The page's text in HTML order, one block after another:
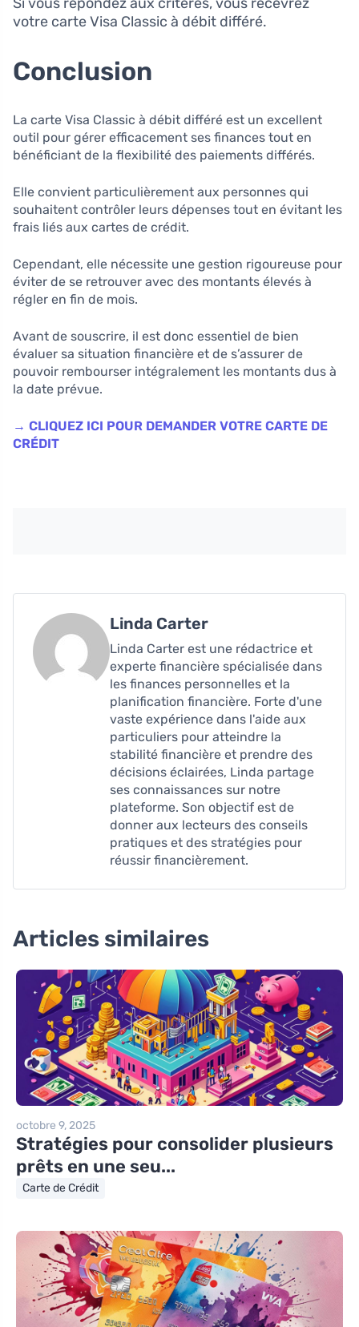
Si vous répondez aux critères, vous recevrez
votre carte Visa Classic à débit différé.
Conclusion
La carte Visa Classic à débit différé est un excellent
outil pour gérer efficacement ses finances tout en
bénéficiant de la flexibilité des paiements différés.
Elle convient particulièrement aux personnes qui
souhaitent contrôler leurs dépenses tout en évitant les
frais liés aux cartes de crédit.
Cependant, elle nécessite une gestion rigoureuse pour
éviter de se retrouver avec des montants élevés à
régler en fin de mois.
Avant de souscrire, il est donc essentiel de bien
évaluer sa situation financière et de s’assurer de
pouvoir rembourser intégralement les montants dus à
la date prévue.
→ CLIQUEZ ICI POUR DEMANDER VOTRE CARTE DE
CRÉDIT
Linda Carter
Linda Carter est une rédactrice et
experte financière spécialisée dans
les finances personnelles et la
planification financière. Forte d'une
vaste expérience dans l'aide aux
particuliers pour atteindre la
stabilité financière et prendre des
décisions éclairées, Linda partage
ses connaissances sur notre
plateforme. Son objectif est de
donner aux lecteurs des conseils
pratiques et des stratégies pour
réussir financièrement.
Articles similaires
octobre 9, 2025
Stratégies pour consolider plusieurs
prêts en une seu...
Carte de Crédit